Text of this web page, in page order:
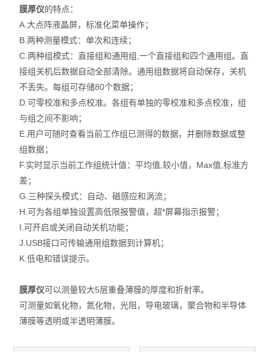
激光粒度仪、纳米粒度仪
低温恒温器
荧光分光光度计（分子荧光
X射线衍射仪（XRD）
激光光散射仪
扫描电镜（SEM）
X荧光光谱XRF能量色散型
分析仪器-光谱
透反射率测量仪
等离子清洗机
代理产品
膜厚仪的特点：
A.大点阵液晶屏，标准化菜单操作；
B.两种测量模式：单次和连续；
C.两种组模式：直接组和通用组,一个直接组和四个通用组。直
接组关机后数据自动全部清除。通用组数据将自动保存，关机
不丢失。每组可存储80个数据；
D.可零校准和多点校准。各组有单独的零校准和多点校准，组
与组之间不影响；
E.用户可随时查看当前工作组已测得的数据，并删除数据或整
组数据；
F.实时显示当前工作组统计值：平均值,较小值，Max值,标准方
差；
G.三种探头模式：自动、磁感应和涡流；
H.可为各组单独设置高低限报警值，超*屏幕指示报警；
I.可开启或关闭自动关机功能；
J.USB接口可传输通用组数据到计算机；
K.低电和错误提示。
膜厚仪可以测量较大5层重叠薄膜的厚度和折射率。
可测量如氧化物，氮化物，光阻，导电玻璃，聚合物和半导体
薄膜等透明或半透明薄膜。